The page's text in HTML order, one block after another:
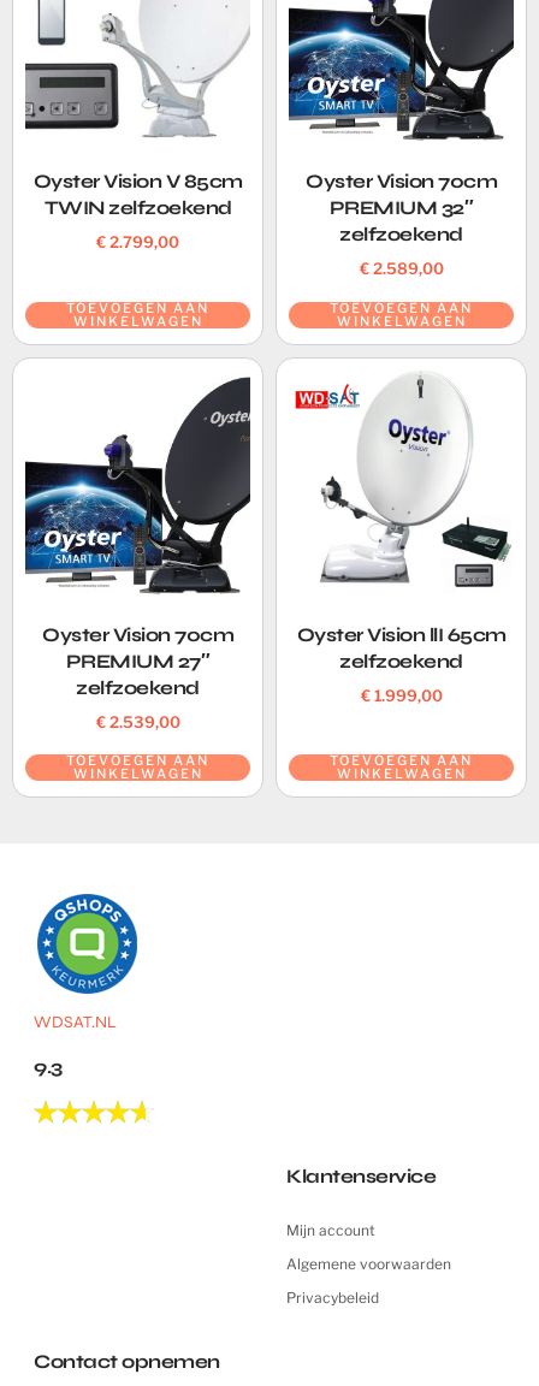
Oyster Vision V 85cm
TWIN zelfzoekend
€2.799,00
TOEVOEGEN AAN
WINKELWAGEN
Oyster Vision 70cm
PREMIUM 32″
zelfzoekend
€2.589,00
TOEVOEGEN AAN
WINKELWAGEN
Oyster Vision 70cm
PREMIUM 27″
zelfzoekend
€2.539,00
TOEVOEGEN AAN
WINKELWAGEN
Oyster Vision llI 65cm
zelfzoekend
€1.999,00
TOEVOEGEN AAN
WINKELWAGEN
WDSAT.NL
9.3
Klantenservice
Mijn account
Algemene voorwaarden
Privacybeleid
Contact opnemen